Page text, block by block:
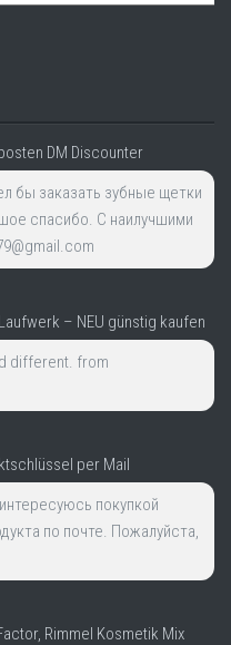
DM Discounter
бы заказать зубные щетки
спасибо. С наилучшими
– NEU günstig kaufen
different. from
per Mail
покупкой
по почте. Пожалуйста,
Rimmel Kosmetik Mix